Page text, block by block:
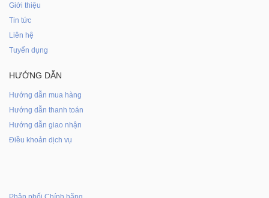
Giới thiệu
Tin tức
Liên hệ
Tuyển dụng
HƯỚNG DẪN
Hướng dẫn mua hàng
Hướng dẫn thanh toán
Hướng dẫn giao nhận
Điều khoản dịch vụ